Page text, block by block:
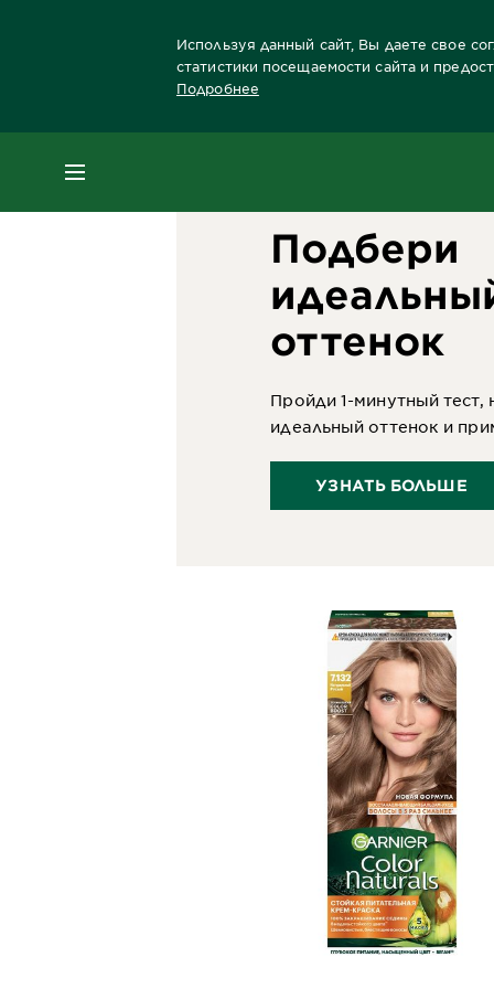
Используя данный сайт, Вы даете свое
статистики посещаемости сайта и
Подробнее
МЕНЮ
Подбери
оттенок
Пройди 1-минутный тест,
идеальный оттенок и
УЗНАТЬ БОЛЬШЕ